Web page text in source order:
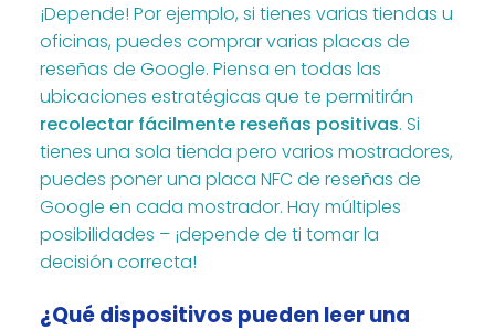
¡Depende! Por ejemplo, si tienes varias tiendas u
oficinas, puedes comprar varias placas de
reseñas de Google. Piensa en todas las
ubicaciones estratégicas que te permitirán
recolectar fácilmente reseñas positivas. Si
tienes una sola tienda pero varios mostradores,
puedes poner una placa NFC de reseñas de
Google en cada mostrador. Hay múltiples
posibilidades – ¡depende de ti tomar la
decisión correcta!
¿Qué dispositivos pueden leer una